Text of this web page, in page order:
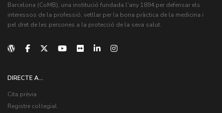
Barcelona (CoMB), una institució fundada l'any 1894 per defensar els
interessos de la professió, vetllar per la bona pràctica de la medicina i
pel dret de les persones a la protecció de la seva salut.
DIRECTE A...
Cita prèvia
Registre col·legial